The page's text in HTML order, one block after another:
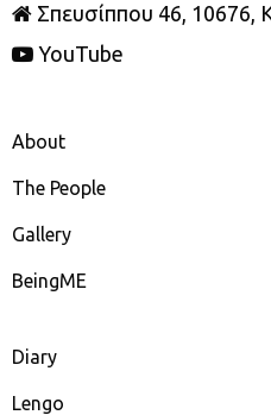
Σπευσίππου 46, 10676,
YouTube
About
The People
Gallery
BeingME
Diary
Lengo